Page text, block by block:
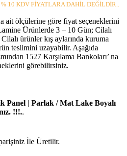
% 10 KDV FİYATLARA DAHİL DEĞİLDİR..
ait ölçülerine göre fiyat seçeneklerini
Ürünlerde 3 – 10 Gün; Cilalı
ürünler kış aylarında kuruma
teslimini uzayabilir. Aşağıda
1527 Karşılama Bankoları’ na
görebilirsiniz.
Panel | Parlak / Mat Lake Boyalı
!!!..
İle Üretilir.